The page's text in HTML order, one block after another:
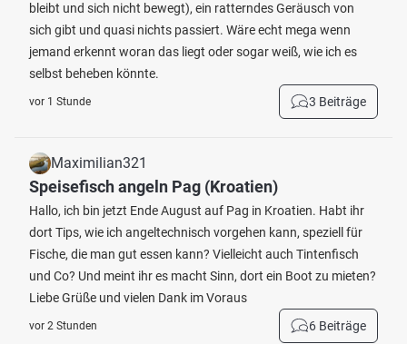
bleibt und sich nicht bewegt), ein ratterndes Geräusch von
sich gibt und quasi nichts passiert. Wäre echt mega wenn
jemand erkennt woran das liegt oder sogar weiß, wie ich es
selbst beheben könnte.
vor 1 Stunde 3 Beiträge
Maximilian321
Speisefisch angeln Pag (Kroatien)
Hallo, ich bin jetzt Ende August auf Pag in Kroatien. Habt ihr
dort Tips, wie ich angeltechnisch vorgehen kann, speziell für
Fische, die man gut essen kann? Vielleicht auch Tintenfisch
und Co? Und meint ihr es macht Sinn, dort ein Boot zu mieten?
Liebe Grüße und vielen Dank im Voraus
vor 2 Stunden 6 Beiträge